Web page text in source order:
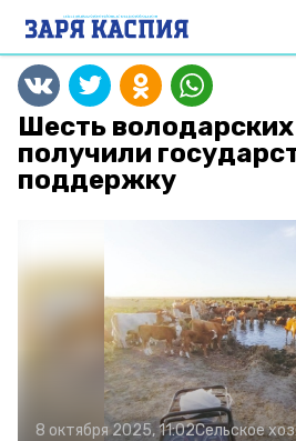
Шесть
получили
поддержку
8 октября 2025, 11:02Сельское